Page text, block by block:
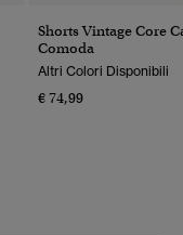
Shorts Vintage Core
Comoda
Altri Colori Disponibili
€ 74,99